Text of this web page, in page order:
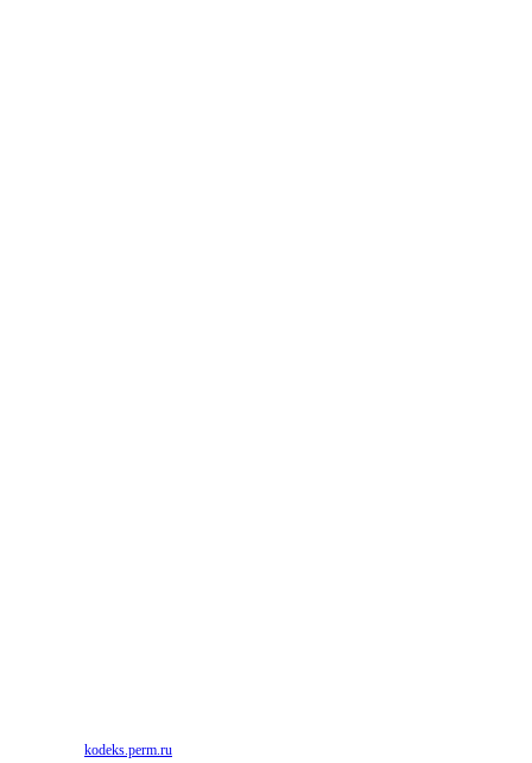
kodeks.perm.ru